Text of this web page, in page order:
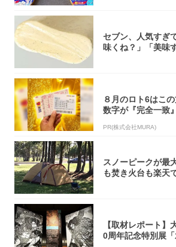
セブン、人気すぎ
味くね？」「美味
８月のロト6はこ
数字が『完全一致
PR(株式会社MURA)
スノーピークが最
も焚き火台も楽天
【取材レポート】
0周年記念特別展